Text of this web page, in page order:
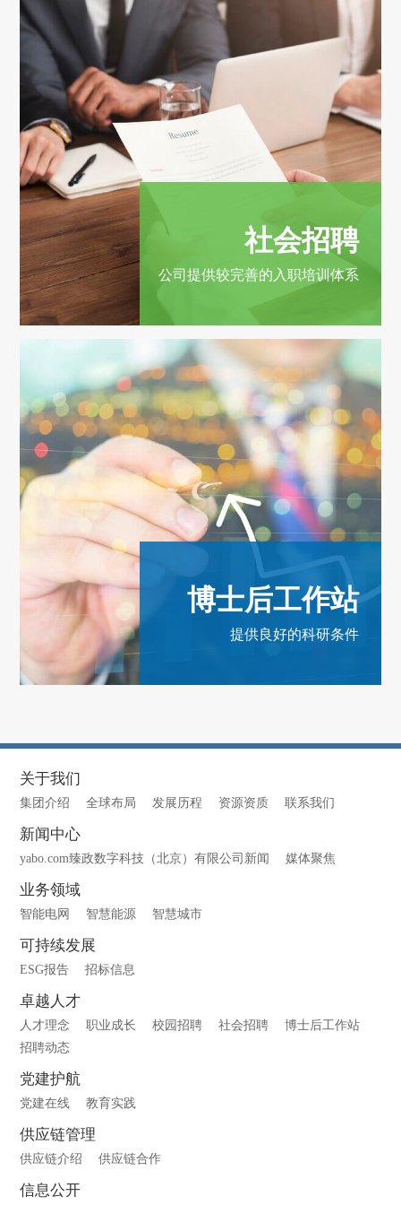
社会招聘
公司提供较完善的入职培训体系
博士后工作站
提供良好的科研条件
关于我们
集团介绍 全球布局 发展历程 资源资质 联系我们
新闻中心
yabo.com臻政数字科技（北京）有限公司新闻 媒体聚焦
业务领域
智能电网 智慧能源 智慧城市
可持续发展
ESG报告 招标信息
卓越人才
人才理念 职业成长 校园招聘 社会招聘
博士后工作站
招聘动态
党建护航
党建在线 教育实践
供应链管理
供应链介绍 供应链合作
信息公开